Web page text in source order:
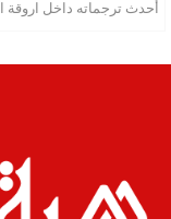
أحدث ترجماته داخل اروقة